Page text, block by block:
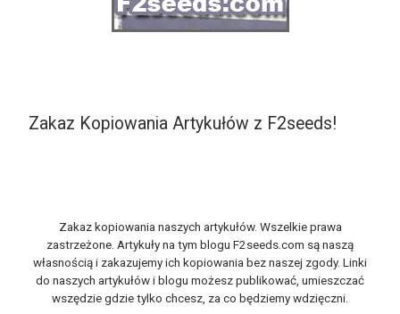
Zakaz Kopiowania Artykułów z F2seeds!
Zakaz kopiowania naszych artykułów. Wszelkie prawa
zastrzeżone. Artykuły na tym blogu F2seeds.com są naszą
własnością i zakazujemy ich kopiowania bez naszej zgody. Linki
do naszych artykułów i blogu możesz publikować, umieszczać
wszędzie gdzie tylko chcesz, za co będziemy wdzięczni.